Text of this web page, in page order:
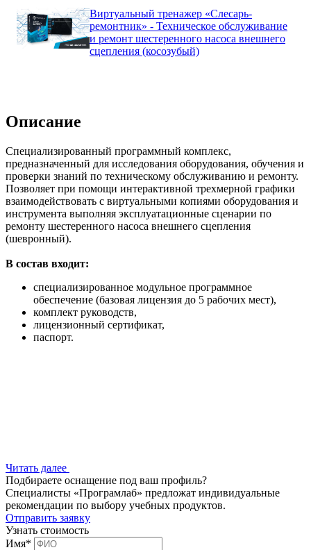
Виртуальный тренажер «Слесарь-
ремонтник» - Техническое обслуживание
и ремонт шестеренного насоса внешнего
сцепления (косозубый)
Описание
Специализированный программный комплекс,
предназначенный для исследования оборудования, обучения и
проверки знаний по техническому обслуживанию и ремонту.
Позволяет при помощи интерактивной трехмерной графики
взаимодействовать с виртуальными копиями оборудования и
инструмента выполняя эксплуатационные сценарии по
ремонту шестеренного насоса внешнего сцепления
(шевронный).
В состав входит:
специализированное модульное программное
обеспечение (базовая лицензия до 5 рабочих мест),
комплект руководств,
лицензионный сертификат,
паспорт.
Читать далее
Подбираете оснащение под ваш профиль?
Специалисты «Програмлаб» предложат индивидуальные
рекомендации по выбору учебных продуктов.
Отправить заявку
Узнать стоимость
Имя*